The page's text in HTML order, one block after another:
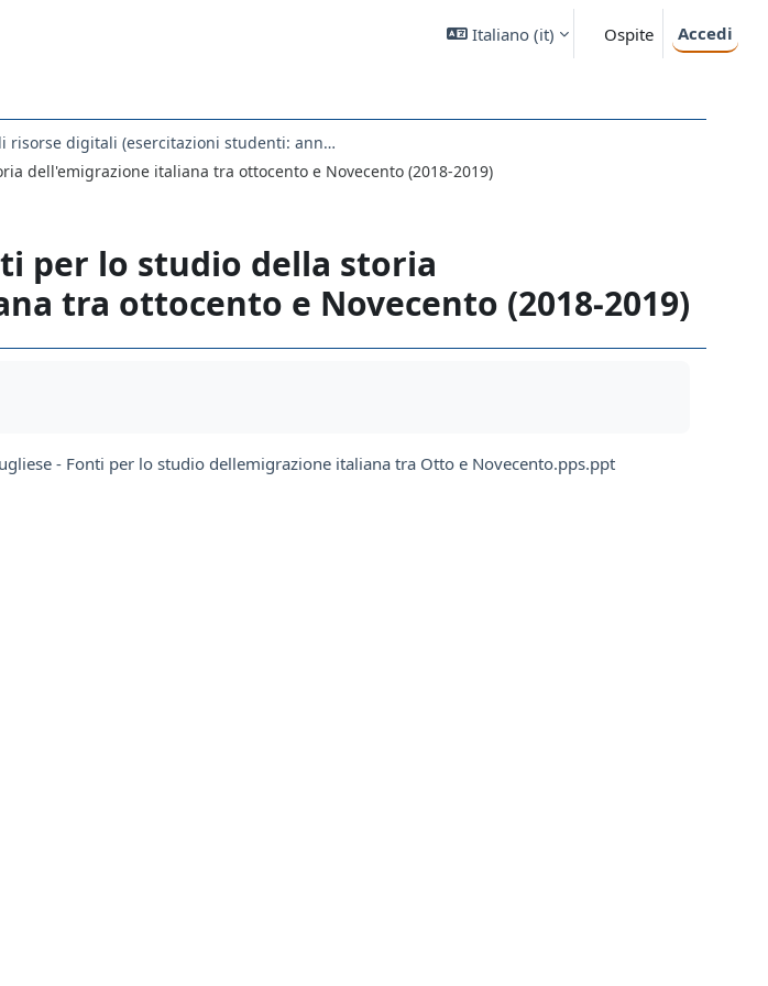
Italiano ‎(it)‎ Ospite Accedi
6. Rassegne di risorse digitali (esercitazioni studenti: anno accademico decrescente e ordine alfabetico cognomi)
dell'emigrazione italiana tra ottocento e Novecento (2018-2019)
per lo studio della storia
tra ottocento e Novecento (2018-2019)
- Fonti per lo studio dellemigrazione italiana tra Otto e Novecento.pps.ppt